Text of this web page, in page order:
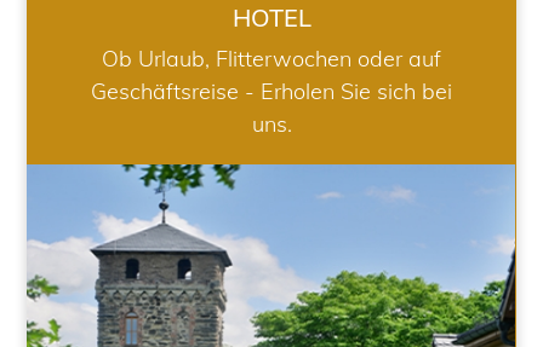
HOTEL
Ob Urlaub, Flitterwochen oder auf
Geschäftsreise - Erholen Sie sich bei
uns.